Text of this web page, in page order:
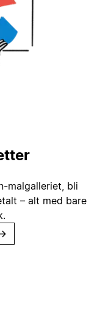
malgalleriet, bli
– alt med bare